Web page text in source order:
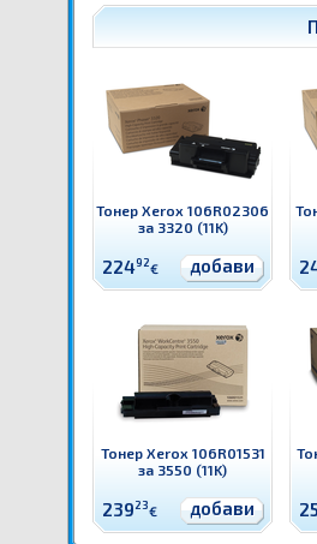
Тонер Xerox 106R02306
за 3320 (11K)
22492€ добави
Тонер Xerox 106R01531
за 3550 (11K)
23923€ добави